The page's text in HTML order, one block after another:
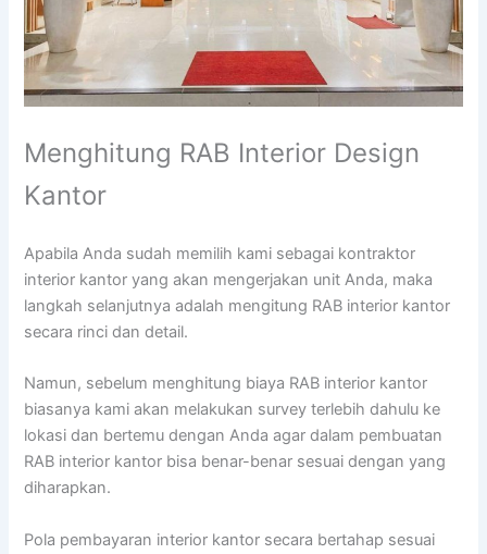
Menghitung RAB Interior Design
Kantor
Apabila Anda sudah memilih kami sebagai kontraktor
interior kantor yang akan mengerjakan unit Anda, maka
langkah selanjutnya adalah mengitung RAB interior kantor
secara rinci dan detail.
Namun, sebelum menghitung biaya RAB interior kantor
biasanya kami akan melakukan survey terlebih dahulu ke
lokasi dan bertemu dengan Anda agar dalam pembuatan
RAB interior kantor bisa benar-benar sesuai dengan yang
diharapkan.
Pola pembayaran interior kantor secara bertahap sesuai